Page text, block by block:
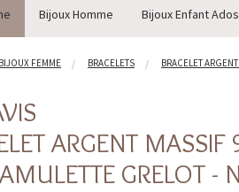
Bijoux Homme Bijoux Enfant Ados
BIJOUX FEMME BRACELETS BRACELET
ARGENT
GRELOT -